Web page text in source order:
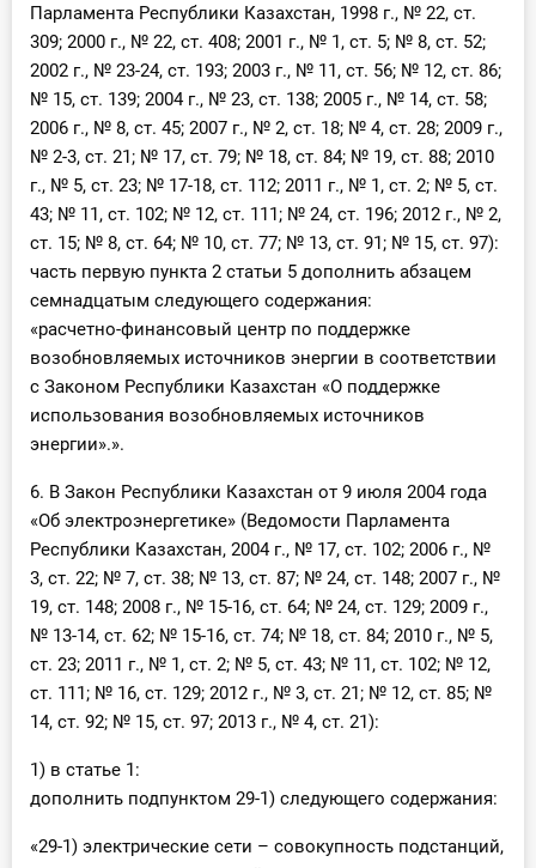
Парламента Республики Казахстан, 1998 г., № 22, ст.
309; 2000 г., № 22, ст. 408; 2001 г., № 1, ст. 5; № 8, ст. 52;
2002 г., № 23-24, ст. 193; 2003 г., № 11, ст. 56; № 12, ст. 86;
№ 15, ст. 139; 2004 г., № 23, ст. 138; 2005 г., № 14, ст. 58;
2006 г., № 8, ст. 45; 2007 г., № 2, ст. 18; № 4, ст. 28; 2009 г.,
№ 2-3, ст. 21; № 17, ст. 79; № 18, ст. 84; № 19, ст. 88; 2010
г., № 5, ст. 23; № 17-18, ст. 112; 2011 г., № 1, ст. 2; № 5, ст.
43; № 11, ст. 102; № 12, ст. 111; № 24, ст. 196; 2012 г., № 2,
ст. 15; № 8, ст. 64; № 10, ст. 77; № 13, ст. 91; № 15, ст. 97):
часть первую пункта 2 статьи 5 дополнить абзацем
семнадцатым следующего содержания:
«расчетно-финансовый центр по поддержке
возобновляемых источников энергии в соответствии
с Законом Республики Казахстан «О поддержке
использования возобновляемых источников
энергии».».
6. В Закон Республики Казахстан от 9 июля 2004 года
«Об электроэнергетике» (Ведомости Парламента
Республики Казахстан, 2004 г., № 17, ст. 102; 2006 г., №
3, ст. 22; № 7, ст. 38; № 13, ст. 87; № 24, ст. 148; 2007 г., №
19, ст. 148; 2008 г., № 15-16, ст. 64; № 24, ст. 129; 2009 г.,
№ 13-14, ст. 62; № 15-16, ст. 74; № 18, ст. 84; 2010 г., № 5,
ст. 23; 2011 г., № 1, ст. 2; № 5, ст. 43; № 11, ст. 102; № 12,
ст. 111; № 16, ст. 129; 2012 г., № 3, ст. 21; № 12, ст. 85; №
14, ст. 92; № 15, ст. 97; 2013 г., № 4, ст. 21):
1) в статье 1:
дополнить подпунктом 29-1) следующего содержания:
«29-1) электрические сети – совокупность подстанций,